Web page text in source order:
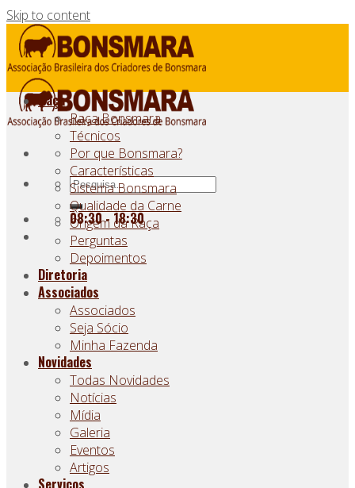
Skip to content
08:30 - 18:30
Raça
Raça Bonsmara
Técnicos
Por que Bonsmara?
Características
Sistema Bonsmara
Qualidade da Carne
Origem da Raça
Perguntas
Depoimentos
Diretoria
Associados
Associados
Seja Sócio
Minha Fazenda
Novidades
Todas Novidades
Notícias
Mídia
Galeria
Eventos
Artigos
Serviços